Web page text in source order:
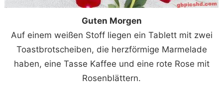
Guten Morgen
Auf einem weißen Stoff liegen ein Tablett mit zwei
Toastbrotscheiben, die herzförmige Marmelade
haben, eine Tasse Kaffee und eine rote Rose mit
Rosenblättern.